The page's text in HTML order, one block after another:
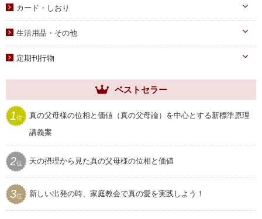
献金袋
聖塩入れ
子女教育
アニメ
カード・しおり
クリアしおり
生活用品・その他
家庭用品
セール
プレゼント用品
定期刊行物
世界家庭
ムーンワールド
聖和
ベストセラー
1位
真の父母様の位相と価値（真の父母論）を中心とする新標準原理
講義案
2位 天の摂理から見た真の父母様の位相と価値
3位 新しい出発の時、家庭教会で真の愛を実践しよう！